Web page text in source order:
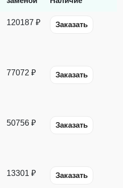
120187 ₽ Заказать
77072 ₽ Заказать
50756 ₽ Заказать
13301 ₽ Заказать